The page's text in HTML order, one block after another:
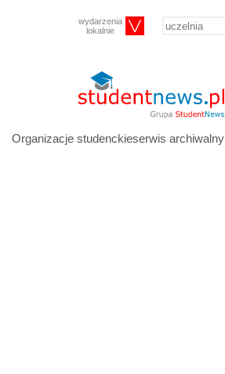
wydarzenia
lokalnie
Organizacje studenckieserwis archiwalny